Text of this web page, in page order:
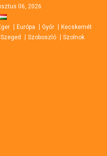
06, 2026
Európa Győr
Kecskemét
Szeged Szoboszló Szolnok